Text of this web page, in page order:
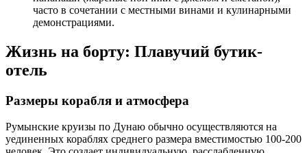
часто в сочетании с местными винами и кулинарными
демонстрациями.
Жизнь на борту: Плавучий бутик-
отель
Размеры корабля и атмосфера
Румынские круизы по Дунаю обычно осуществляются на
уединенных кораблях среднего размера вместимостью 100-200